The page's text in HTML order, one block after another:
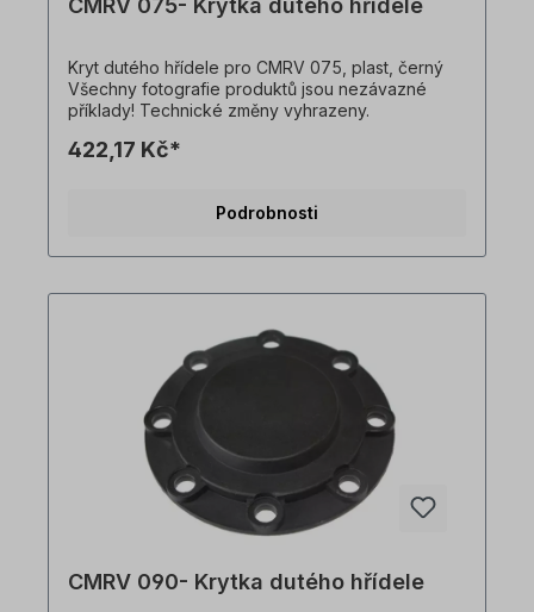
CMRV 075- Krytka dutého hřídele
Kryt dutého hřídele pro CMRV 075, plast, černý
Všechny fotografie produktů jsou nezávazné
příklady! Technické změny vyhrazeny.
422,17 Kč*
Podrobnosti
CMRV 090- Krytka dutého hřídele